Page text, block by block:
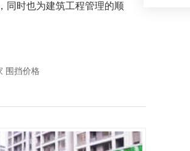
同时也为建筑工程管理的顺
围挡价格